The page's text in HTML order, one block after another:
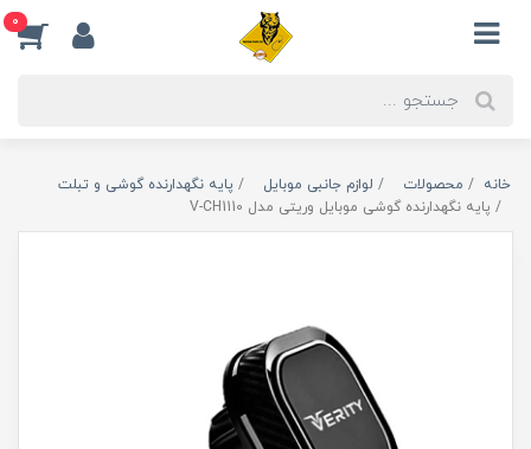
0
خانه محصولات لوازم جانبی موبایل
پایه نگهدارنده گوشی و تبلت
پایه نگهدارنده گوشی موبایل وریتی مدل V-CH1110